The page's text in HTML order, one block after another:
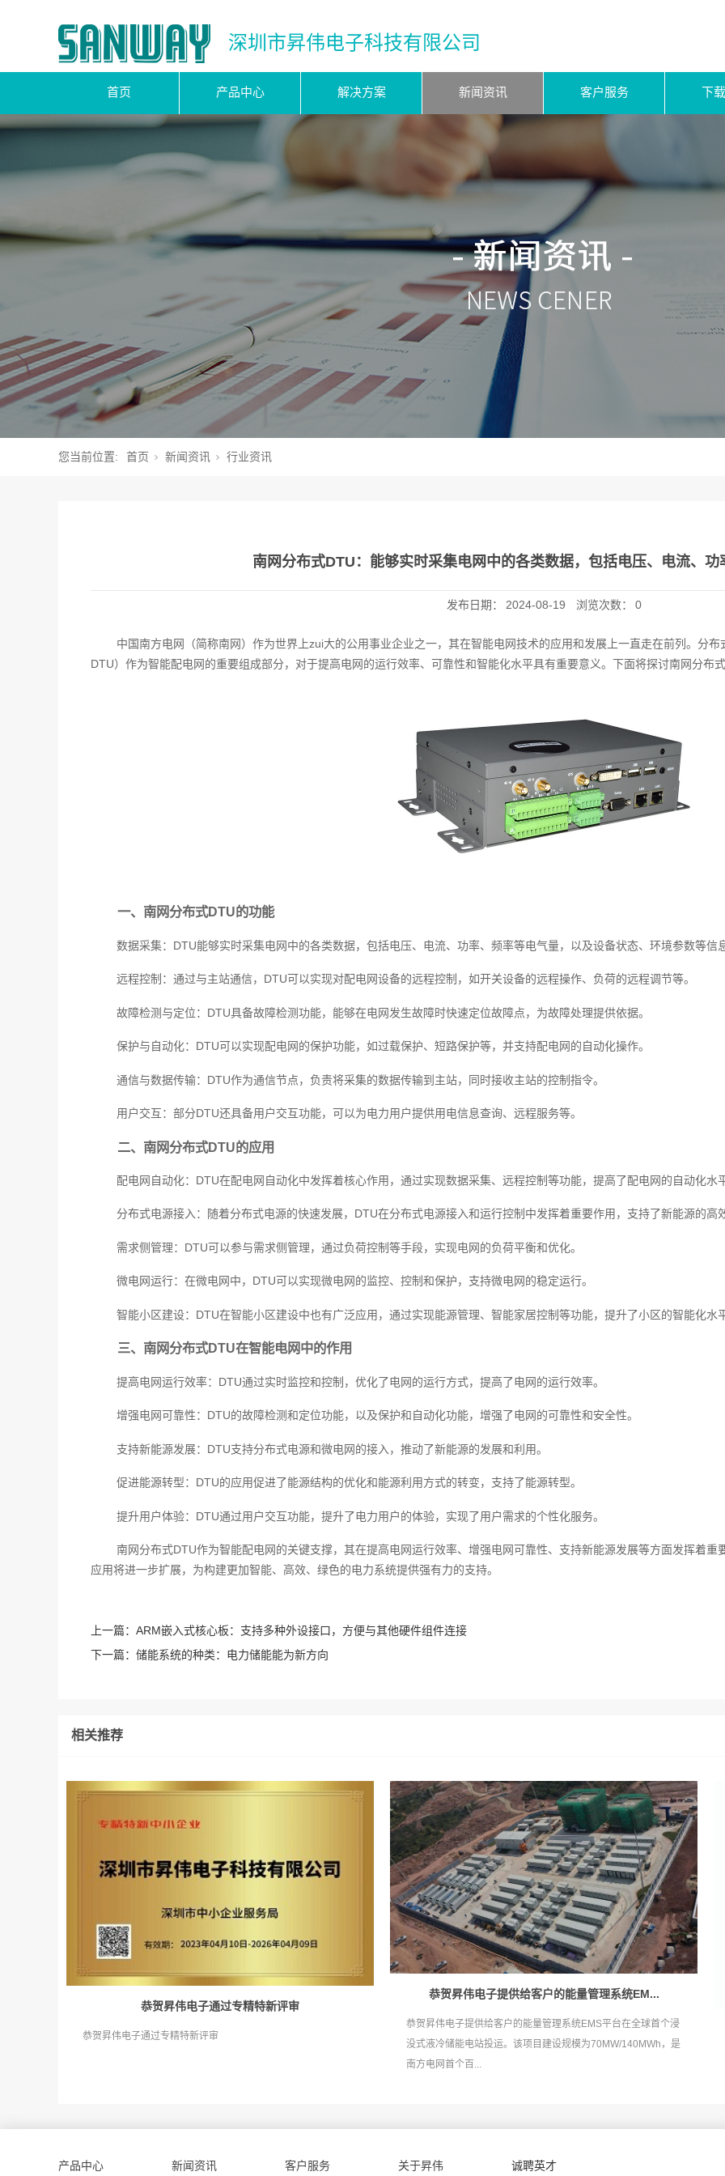
深圳市昇伟电子科技有限公司
首页 产品中心 解决方案 新闻资讯 客户服务 下
您当前位置: 首页 新闻资讯 行业资讯
南网分布式DTU：能够实时采集电网中的各类数据，包括电压、电流、功
发布日期： 2024-08-19 浏览次数： 0
中国南方电网（简称南网）作为世界上zui大的公用事业企业之一，其在智能电网技术的应用和发展上一直走在前列。分
DTU）作为智能配电网的重要组成部分，对于提高电网的运行效率、可靠性和智能化水平具有重要意义。下面将探讨南网分布
一、南网分布式DTU的功能
数据采集：DTU能够实时采集电网中的各类数据，包括电压、电流、功率、频率等电气量，以及设备状态、环境参数等信
远程控制：通过与主站通信，DTU可以实现对配电网设备的远程控制，如开关设备的远程操作、负荷的远程调节等。
故障检测与定位：DTU具备故障检测功能，能够在电网发生故障时快速定位故障点，为故障处理提供依据。
保护与自动化：DTU可以实现配电网的保护功能，如过载保护、短路保护等，并支持配电网的自动化操作。
通信与数据传输：DTU作为通信节点，负责将采集的数据传输到主站，同时接收主站的控制指令。
用户交互：部分DTU还具备用户交互功能，可以为电力用户提供用电信息查询、远程服务等。
二、南网分布式DTU的应用
配电网自动化：DTU在配电网自动化中发挥着核心作用，通过实现数据采集、远程控制等功能，提高了配电网的自动化水
分布式电源接入：随着分布式电源的快速发展，DTU在分布式电源接入和运行控制中发挥着重要作用，支持了新能源的高
需求侧管理：DTU可以参与需求侧管理，通过负荷控制等手段，实现电网的负荷平衡和优化。
微电网运行：在微电网中，DTU可以实现微电网的监控、控制和保护，支持微电网的稳定运行。
智能小区建设：DTU在智能小区建设中也有广泛应用，通过实现能源管理、智能家居控制等功能，提升了小区的智能化水
三、南网分布式DTU在智能电网中的作用
提高电网运行效率：DTU通过实时监控和控制，优化了电网的运行方式，提高了电网的运行效率。
增强电网可靠性：DTU的故障检测和定位功能，以及保护和自动化功能，增强了电网的可靠性和安全性。
支持新能源发展：DTU支持分布式电源和微电网的接入，推动了新能源的发展和利用。
促进能源转型：DTU的应用促进了能源结构的优化和能源利用方式的转变，支持了能源转型。
提升用户体验：DTU通过用户交互功能，提升了电力用户的体验，实现了用户需求的个性化服务。
南网分布式DTU作为智能配电网的关键支撑，其在提高电网运行效率、增强电网可靠性、支持新能源发展等方面发挥着
应用将进一步扩展，为构建更加智能、高效、绿色的电力系统提供强有力的支持。
上一篇： ARM嵌入式核心板：支持多种外设接口，方便与其他硬件组件连接
下一篇： 储能系统的种类：电力储能能为新方向
相关推荐
恭贺昇伟电子通过专精特新评审
恭贺昇伟电子通过专精特新评审
恭贺昇伟电子提供给客户的能量管理系统EM...
恭贺昇伟电子提供给客户的能量管理系统EMS平台在全球首个浸
没式液冷储能电站投运。该项目建设规模为70MW/140MWh，是
南方电网首个百...
产品中心 新闻资讯 客户服务 关于昇伟 诚聘英才